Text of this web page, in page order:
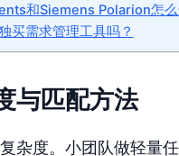
和Siemens Polarion怎么
买需求管理工具吗？
与匹配方法
杂度。小团队做轻量